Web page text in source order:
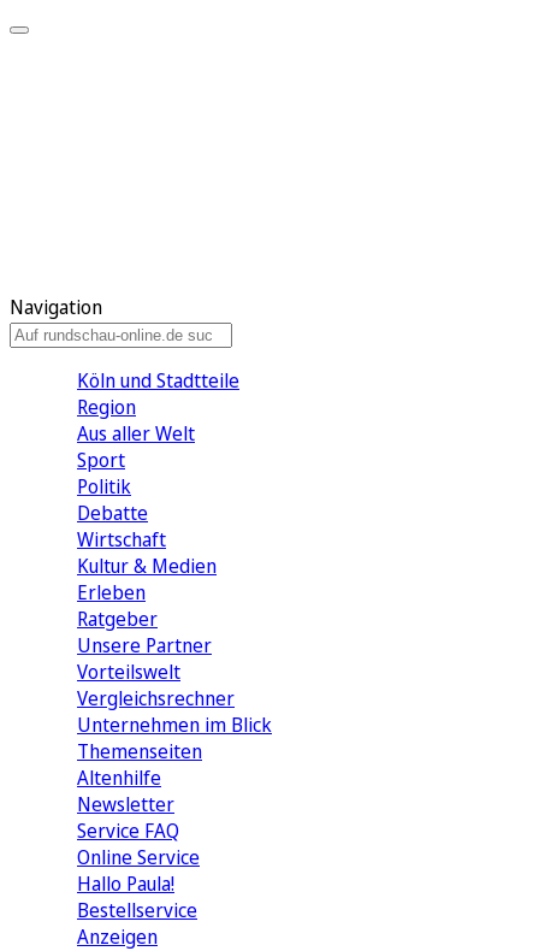
Navigation
Köln und Stadtteile
Region
Aus aller Welt
Sport
Politik
Debatte
Wirtschaft
Kultur & Medien
Erleben
Ratgeber
Unsere Partner
Vorteilswelt
Vergleichsrechner
Unternehmen im Blick
Themenseiten
Altenhilfe
Newsletter
Service FAQ
Online Service
Hallo Paula!
Bestellservice
Anzeigen